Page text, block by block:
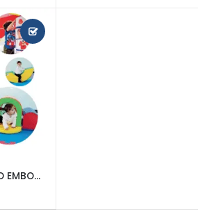
SISTEMA DE PISO EMBORRACHADO